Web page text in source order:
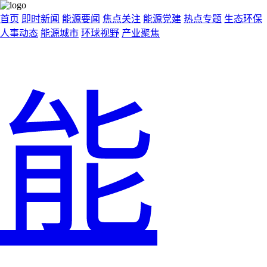
首页 即时新闻 能源要闻 焦点关注 能源党建 热点专题 生态环保
人事动态 能源城市 环球视野 产业聚焦
能